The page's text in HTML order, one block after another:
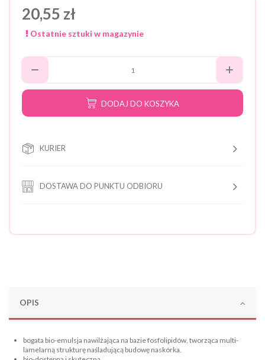
20,55 zł
Ostatnie sztuki w magazynie
DODAJ DO KOSZYKA
KURIER
DOSTAWA DO PUNKTU ODBIORU
OPIS
bogata bio-emulsja nawilżająca na bazie fosfolipidów, tworząca multi-
lamelarną strukturę naśladującą budowę naskórka.